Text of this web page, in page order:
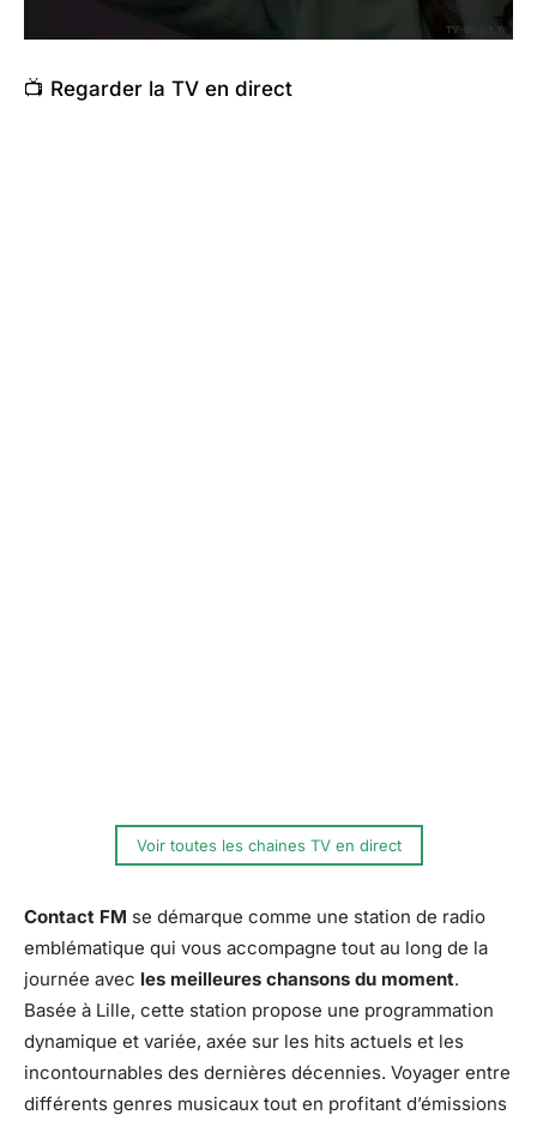
📺 Regarder la TV en direct
Voir toutes les chaines TV en direct
Contact FM se démarque comme une station de radio
emblématique qui vous accompagne tout au long de la
journée avec les meilleures chansons du moment.
Basée à Lille, cette station propose une programmation
dynamique et variée, axée sur les hits actuels et les
incontournables des dernières décennies. Voyager entre
différents genres musicaux tout en profitant d’émissions